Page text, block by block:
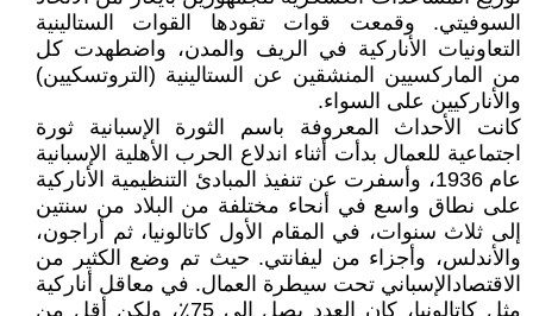
السوفيتي. وقمعت قوات تقودها القوات الستالينية
التعاونيات الأناركية في الريف والمدن، واضطهدت كل
من الماركسيين المنشقين عن الستالينية (التروتسكيين)
والأناركيين على السواء.
كانت الأحداث المعروفة باسم الثورة الإسبانية ثورة
اجتماعية للعمال بدأت أثناء اندلاع الحرب الأهلية الإسبانية
عام 1936، وأسفرت عن تنفيذ المبادئ التنظيمية الأناركية
على نطاق واسع في أنحاء مختلفة من البلاد من سنتين
إلى ثلاث سنوات، في المقام الأول كاتالونيا، ثم أراجون،
والأندلس، وأجزاء من ليفانتي. حيث تم وضع الكثير من
الاقتصادالإسباني تحت سيطرة العمال. في معاقل أناركية
مثل كاتالونيا، كان العدد يصل إلى 75٪، ولكن أقل من